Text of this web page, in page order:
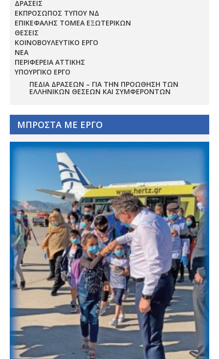
ΔΡΑΣΕΙΣ
ΕΚΠΡΟΣΩΠΟΣ ΤΥΠΟΥ ΝΔ
ΕΠΙΚΕΦΑΛΗΣ ΤΟΜΕΑ ΕΞΩΤΕΡΙΚΩΝ
ΘΕΣΕΙΣ
ΚΟΙΝΟΒΟΥΛΕΥΤΙΚΟ ΕΡΓΟ
ΝΕΑ
ΠΕΡΙΦΕΡΕΙΑ ΑΤΤΙΚΗΣ
ΥΠΟΥΡΓΙΚΟ ΕΡΓΟ
ΠΕΔΊΑ ΔΡΆΣΕΩΝ – ΓΙΑ ΤΗΝ ΠΡΟΏΘΗΣΗ ΤΩΝ
ΕΛΛΗΝΙΚΏΝ ΘΈΣΕΩΝ ΚΑΙ ΣΥΜΦΕΡΌΝΤΩΝ
ΜΠΡΟΣΤΑ ΜΕ ΕΡΓΟ